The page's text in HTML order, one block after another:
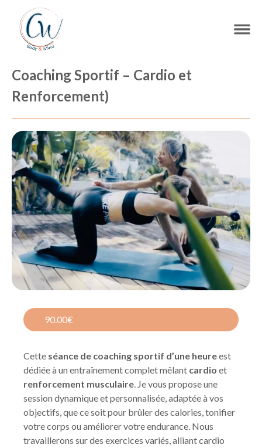
Coaching Sportif – Cardio et
Renforcement)
90.00€
Cette séance de coaching sportif d’une heureest
dédiée à un entraînement complet mêlant cardio et
renforcement musculaire. Je vous propose une
session dynamique et personnalisée, adaptée à vos
objectifs, que ce soit pour brûler des calories, tonifier
votre corps ou améliorer votre endurance. Nous
travaillerons sur des exercices variés, alliant cardio